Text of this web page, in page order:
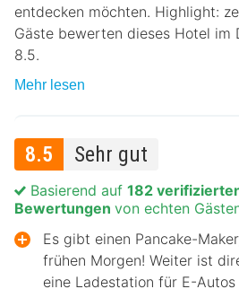
entdecken möchten. Highlight:
Gäste bewerten dieses Hotel im
8.5.
Mehr lesen
8.5 Sehr gut
Basierend auf 182
Bewertungen von echten
Es gibt einen Pancake-
frühen Morgen! Weiter ist
eine Ladestation für E-